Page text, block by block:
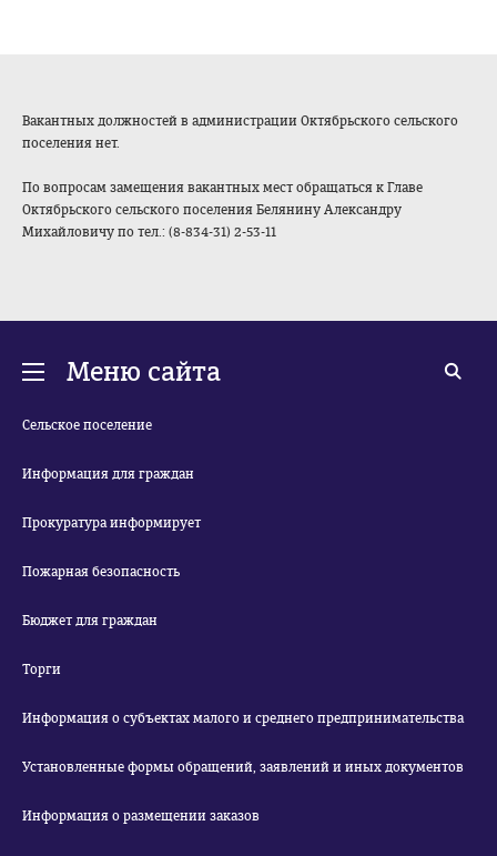
Вакантных должностей в администрации Октябрьского сельского
поселения нет.
По вопросам замещения вакантных мест обращаться к Главе
Октябрьского сельского поселения Белянину Александру
Михайловичу по тел.: (8-834-31) 2-53-11
Меню сайта
Сельское поселение
Информация для граждан
Прокуратура информирует
Пожарная безопасность
Бюджет для граждан
Торги
Информация о субъектах малого и среднего предпринимательства
Установленные формы обращений, заявлений и иных документов
Информация о размещении заказов